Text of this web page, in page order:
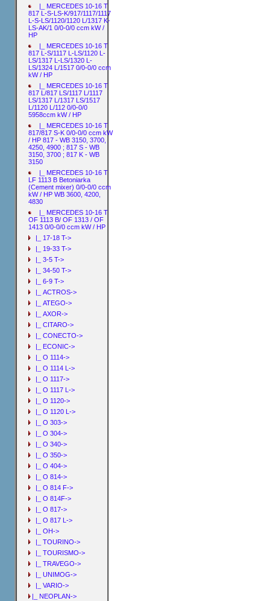
|_ MERCEDES 10-16 T
817 L-S-LS-K/917/1117/1117
L-S-LS/1120/1120 L/1317 K-
LS-AK/1 0/0-0/0 ccm kW /
HP
|_ MERCEDES 10-16 T
817 L-S/1117 L-LS/1120 L-
LS/1317 L-LS/1320 L-
LS/1324 L/1517 0/0-0/0 ccm
kW / HP
|_ MERCEDES 10-16 T
817 L/817 LS/1117 L/1117
LS/1317 L/1317 LS/1517
L/1120 L/112 0/0-0/0
5958ccm kW / HP
|_ MERCEDES 10-16 T
817/817 S-K 0/0-0/0 ccm kW
/ HP 817 - WB 3150, 3700,
4250, 4900 ; 817 S - WB
3150, 3700 ; 817 K - WB
3150
|_ MERCEDES 10-16 T
LF 1113 B Betoniarka
(Cement mixer) 0/0-0/0 ccm
kW / HP WB 3600, 4200,
4830
|_ MERCEDES 10-16 T
OF 1113 B/ OF 1313 / OF
1413 0/0-0/0 ccm kW / HP
|_ 17-18 T->
|_ 19-33 T->
|_ 3-5 T->
|_ 34-50 T->
|_ 6-9 T->
|_ ACTROS->
|_ ATEGO->
|_ AXOR->
|_ CITARO->
|_ CONECTO->
|_ ECONIC->
|_ O 1114->
|_ O 1114 L->
|_ O 1117->
|_ O 1117 L->
|_ O 1120->
|_ O 1120 L->
|_ O 303->
|_ O 304->
|_ O 340->
|_ O 350->
|_ O 404->
|_ O 814->
|_ O 814 F->
|_ O 814F->
|_ O 817->
|_ O 817 L->
|_ OH->
|_ TOURINO->
|_ TOURISMO->
|_ TRAVEGO->
|_ UNIMOG->
|_ VARIO->
|_ NEOPLAN->